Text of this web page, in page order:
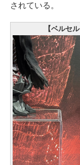
されている。
【ベルセ